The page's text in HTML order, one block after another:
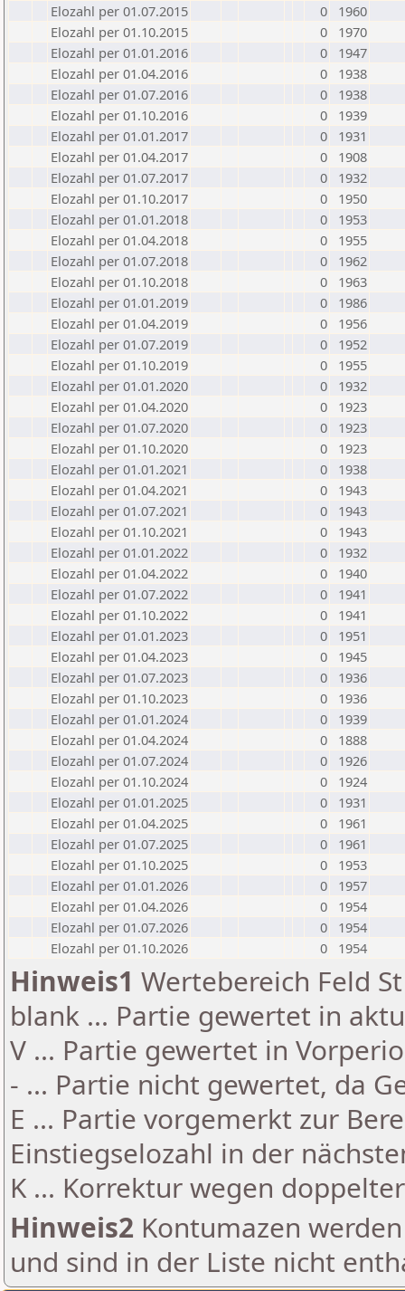
Elozahl per 01.07.2015
0
1960
Elozahl per 01.10.2015
0
1970
Elozahl per 01.01.2016
0
1947
Elozahl per 01.04.2016
0
1938
Elozahl per 01.07.2016
0
1938
Elozahl per 01.10.2016
0
1939
Elozahl per 01.01.2017
0
1931
Elozahl per 01.04.2017
0
1908
Elozahl per 01.07.2017
0
1932
Elozahl per 01.10.2017
0
1950
Elozahl per 01.01.2018
0
1953
Elozahl per 01.04.2018
0
1955
Elozahl per 01.07.2018
0
1962
Elozahl per 01.10.2018
0
1963
Elozahl per 01.01.2019
0
1986
Elozahl per 01.04.2019
0
1956
Elozahl per 01.07.2019
0
1952
Elozahl per 01.10.2019
0
1955
Elozahl per 01.01.2020
0
1932
Elozahl per 01.04.2020
0
1923
Elozahl per 01.07.2020
0
1923
Elozahl per 01.10.2020
0
1923
Elozahl per 01.01.2021
0
1938
Elozahl per 01.04.2021
0
1943
Elozahl per 01.07.2021
0
1943
Elozahl per 01.10.2021
0
1943
Elozahl per 01.01.2022
0
1932
Elozahl per 01.04.2022
0
1940
Elozahl per 01.07.2022
0
1941
Elozahl per 01.10.2022
0
1941
Elozahl per 01.01.2023
0
1951
Elozahl per 01.04.2023
0
1945
Elozahl per 01.07.2023
0
1936
Elozahl per 01.10.2023
0
1936
Elozahl per 01.01.2024
0
1939
Elozahl per 01.04.2024
0
1888
Elozahl per 01.07.2024
0
1926
Elozahl per 01.10.2024
0
1924
Elozahl per 01.01.2025
0
1931
Elozahl per 01.04.2025
0
1961
Elozahl per 01.07.2025
0
1961
Elozahl per 01.10.2025
0
1953
Elozahl per 01.01.2026
0
1957
Elozahl per 01.04.2026
0
1954
Elozahl per 01.07.2026
0
1954
Elozahl per 01.10.2026
0 1954
Hinweis1 Wertebereich Feld
blank ... Partie gewertet in
V ... Partie gewertet in
- ... Partie nicht gewertet, da
E ... Partie vorgemerkt zur
Einstiegselozahl in der
K ... Korrektur wegen
Hinweis2 Kontumazen
und sind in der Liste nicht